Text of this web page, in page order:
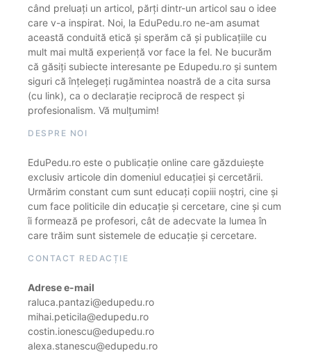
când preluați un articol, părți dintr-un articol sau o idee
care v-a inspirat. Noi, la EduPedu.ro ne-am asumat
această conduită etică și sperăm că și publicațiile cu
mult mai multă experiență vor face la fel. Ne bucurăm
că găsiți subiecte interesante pe Edupedu.ro și suntem
siguri că înțelegeți rugămintea noastră de a cita sursa
(cu link), ca o declarație reciprocă de respect și
profesionalism. Vă mulțumim!
DESPRE NOI
EduPedu.ro este o publicație online care găzduiește
exclusiv articole din domeniul educației și cercetării.
Urmărim constant cum sunt educați copiii noștri, cine și
cum face politicile din educație și cercetare, cine și cum
îi formează pe profesori, cât de adecvate la lumea în
care trăim sunt sistemele de educație și cercetare.
CONTACT REDACȚIE
Adrese e-mail
raluca.pantazi@edupedu.ro
mihai.peticila@edupedu.ro
costin.ionescu@edupedu.ro
alexa.stanescu@edupedu.ro